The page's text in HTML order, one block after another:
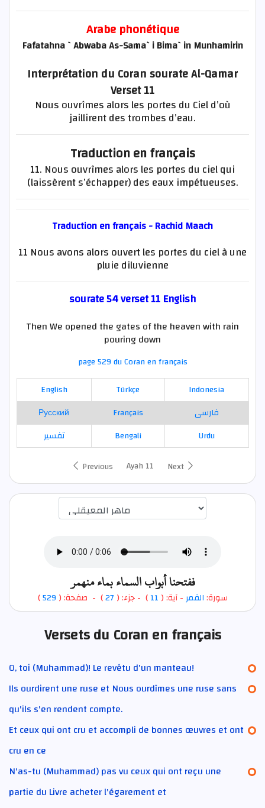
Arabe phonétique
Fafatahna `Abwaba As-Sama`i Bima`in Munhamirin
Interprétation du Coran sourate Al-Qamar
Verset 11
Nous ouvrîmes alors les portes du Ciel d’où
jaillirent des trombes d’eau.
Traduction en français
11. Nous ouvrîmes alors les portes du ciel qui
(laissèrent s’échapper) des eaux impétueuses.
Traduction en français - Rachid Maach
11 Nous avons alors ouvert les portes du ciel à une
pluie diluvienne
sourate 54 verset 11 English
Then We opened the gates of the heaven with rain
pouring down
page 529 du Coran en français
English
Türkçe
Indonesia
Русский
Français
فارسی
تفسير
Bengali
Urdu
Previous
Ayah 11 Next
ففتحنا أبواب السماء بماء منهمر
سورة:القمر- آية: ( 11
) - جزء: ( 27) - صفحة: (529
)
Versets du Coran en français
O, toi (Muhammad)! Le revêtu d'un manteau!
Ils ourdirent une ruse et Nous ourdîmes une ruse sans
qu'ils s'en rendent compte.
Et ceux qui ont cru et accompli de bonnes œuvres et ont
cru en ce
N'as-tu (Muhammad) pas vu ceux qui ont reçu une
partie du Livre acheter l'égarement et